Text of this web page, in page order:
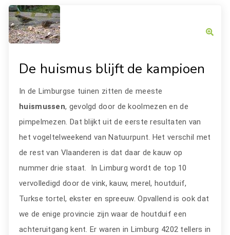
De huismus blijft de kampioen
In de Limburgse tuinen zitten de meeste
huismussen, gevolgd door de koolmezen en de
pimpelmezen. Dat blijkt uit de eerste resultaten van
het vogeltelweekend van Natuurpunt. Het verschil met
de rest van Vlaanderen is dat daar de kauw op
nummer drie staat. In Limburg wordt de top 10
vervolledigd door de vink, kauw, merel, houtduif,
Turkse tortel, ekster en spreeuw. Opvallend is ook dat
we de enige provincie zijn waar de houtduif een
achteruitgang kent. Er waren in Limburg 4202 tellers in